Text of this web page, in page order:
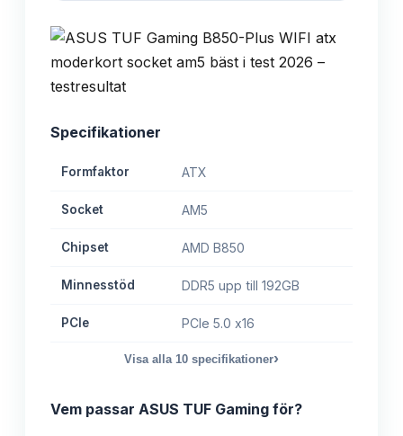
Specifikationer
Formfaktor ATX
Socket AM5
Chipset AMD B850
Minnesstöd DDR5 upp till 192GB
PCIe PCIe 5.0 x16
Visa alla 10 specifikationer›
Vem passar ASUS TUF Gaming för?